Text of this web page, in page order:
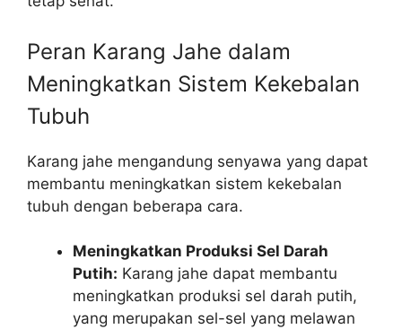
Peran Karang Jahe dalam
Meningkatkan Sistem Kekebalan
Tubuh
Karang jahe mengandung senyawa yang dapat
membantu meningkatkan sistem kekebalan
tubuh dengan beberapa cara.
Meningkatkan Produksi Sel Darah
Putih: Karang jahe dapat membantu
meningkatkan produksi sel darah putih,
yang merupakan sel-sel yang melawan